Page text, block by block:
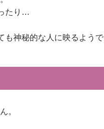
たり…
も神秘的な人に映るようで
。